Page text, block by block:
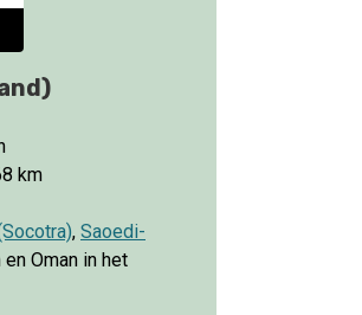
km
, Saoedi-
Oman in het